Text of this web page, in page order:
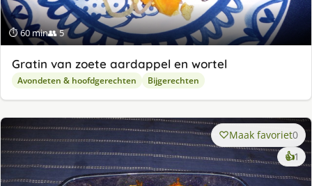
⏱ 60 min👥 5
Gratin van zoete aardappel en wortel
Avondeten & hoofdgerechten Bijgerechten
Maak favoriet0
👍1